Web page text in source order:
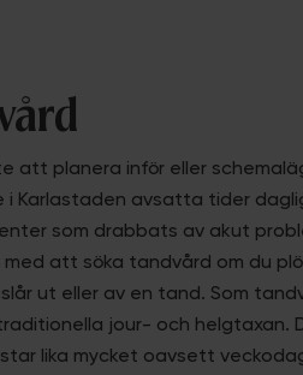
att planera inför eller
i Karlastaden avsatta tider
som drabbats av akut
att söka tandvård om du
ut eller av en tand. Som
jour- och helgtaxan.
lika mycket oavsett